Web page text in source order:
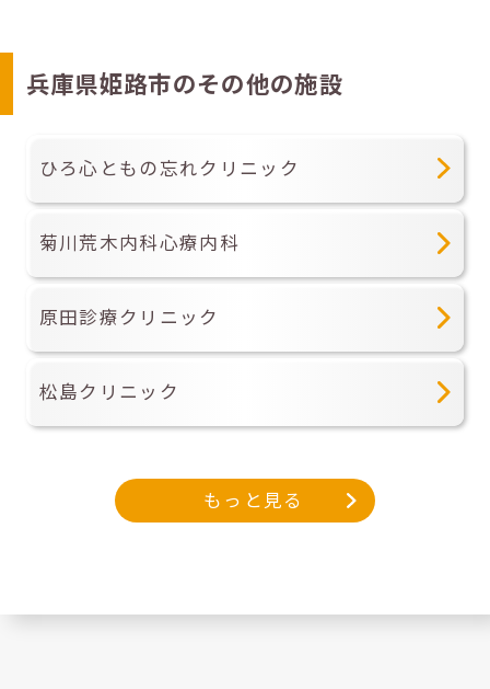
兵庫県姫路市のその他の施設
ひろ心ともの忘れクリニック
菊川荒木内科心療内科
原田診療クリニック
松島クリニック
もっと見る